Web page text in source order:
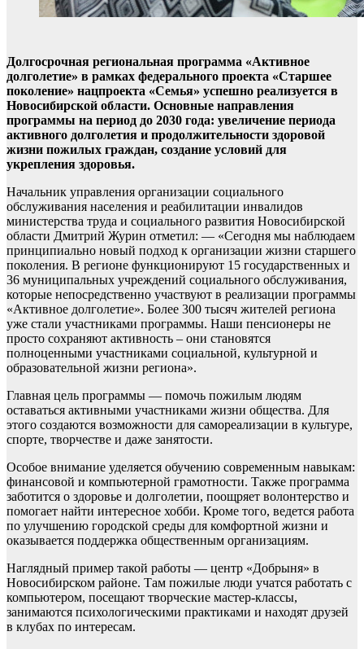
Долгосрочная региональная программа «Активное
долголетие» в рамках федерального проекта «Старшее
поколение» нацпроекта «Семья» успешно реализуется в
Новосибирской области. Основные направления
программы на период до 2030 года: увеличение периода
активного долголетия и продолжительности здоровой
жизни пожилых граждан, создание условий для
укрепления здоровья.
Начальник управления организации социального
обслуживания населения и реабилитации инвалидов
министерства труда и социального развития Новосибирской
области Дмитрий Журин отметил: — «Сегодня мы наблюдаем
принципиально новый подход к организации жизни старшего
поколения. В регионе функционируют 15 государственных и
36 муниципальных учреждений социального обслуживания,
которые непосредственно участвуют в реализации программы
«Активное долголетие». Более 300 тысяч жителей региона
уже стали участниками программы. Наши пенсионеры не
просто сохраняют активность – они становятся
полноценными участниками социальной, культурной и
образовательной жизни региона».
Главная цель программы — помочь пожилым людям
оставаться активными участниками жизни общества. Для
этого создаются возможности для самореализации в культуре,
спорте, творчестве и даже занятости.
Особое внимание уделяется обучению современным навыкам:
финансовой и компьютерной грамотности. Также программа
заботится о здоровье и долголетии, поощряет волонтерство и
помогает найти интересное хобби. Кроме того, ведется работа
по улучшению городской среды для комфортной жизни и
оказывается поддержка общественным организациям.
Наглядный пример такой работы — центр «Добрыня» в
Новосибирском районе. Там пожилые люди учатся работать с
компьютером, посещают творческие мастер-классы,
занимаются психологическими практиками и находят друзей
в клубах по интересам.